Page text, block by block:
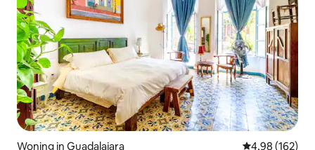
Woning in Guadalajara Gemiddelde
4,98 (162)